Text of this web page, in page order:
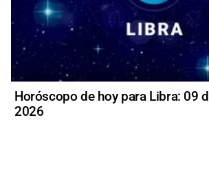
Horóscopo de hoy para Libra: 09
2026